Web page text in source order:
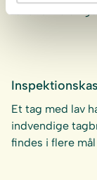
for at sikre en
Et tag med lav
indvendige
findes i flere